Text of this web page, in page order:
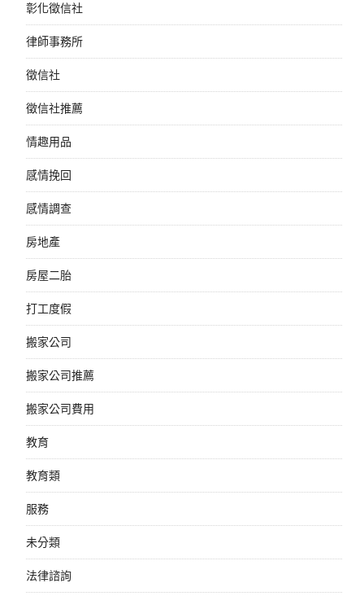
彰化徵信社
律師事務所
徵信社
徵信社推薦
情趣用品
感情挽回
感情調查
房地產
房屋二胎
打工度假
搬家公司
搬家公司推薦
搬家公司費用
教育
教育類
服務
未分類
法律諮詢